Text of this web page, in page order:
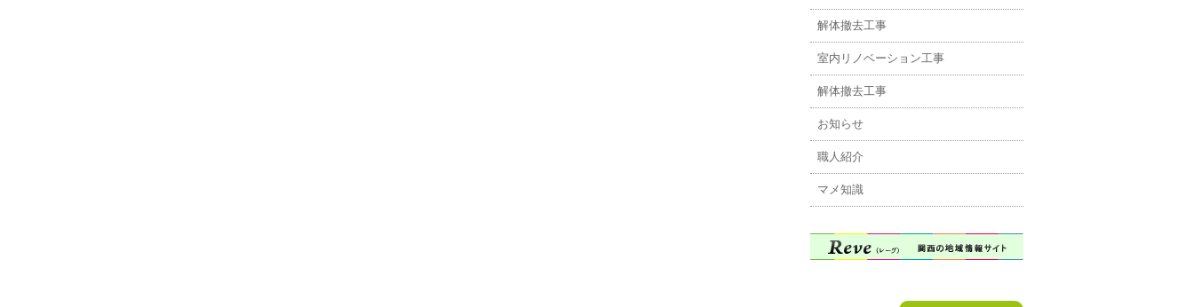
解体撤去工事
室内リノベーション工事
解体撤去工事
お知らせ
職人紹介
マメ知識